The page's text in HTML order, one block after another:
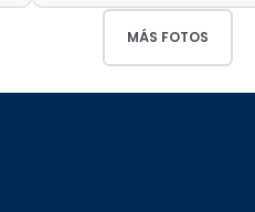
MÁS FOTOS